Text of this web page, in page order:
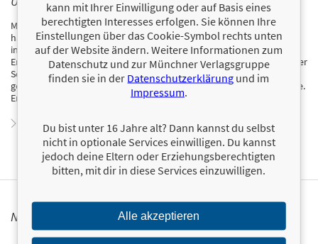
Michael Scott-Baumann ist Absolvent der Universität Cambridge und
hat einen Masterabschluss der School of Oriental and African Studies
in London. Er verfügt über 35 Jahre Erfahrung als Geschichtsdozent.
Er hat ausgiebig den Nahen Osten bereist und als Freiwilliger unter der
Schirmherrschaft des Israeli Committee Against House Demolitions
gearbeitet, mit dem er Feldforschung im Westjordanland durchführte.
Er lebt in Cheltenham, England.
Zum Profil von Michael Scott-Baumann
NEWSLETTER FINANZBUCH VERLAG
kann mit Ihrer Einwilligung oder auf Basis eines
berechtigten Interesses erfolgen. Sie können Ihre
Einstellungen über das Cookie-Symbol rechts unten
auf der Website ändern. Weitere Informationen zum
Datenschutz und zur Münchner Verlagsgruppe
finden sie in der Datenschutzerklärung und im
Impressum.
Du bist unter 16 Jahre alt? Dann kannst du selbst
nicht in optionale Services einwilligen. Du kannst
jedoch deine Eltern oder Erziehungsberechtigten
bitten, mit dir in diese Services einzuwilligen.
Alle akzeptieren